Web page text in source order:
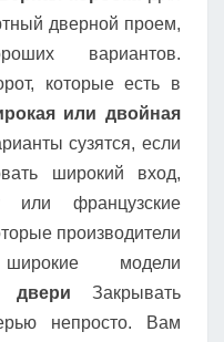
дверной проем,
вариантов.
которые есть в
или двойная
сузятся, если
широкий вход,
французские
производители
модели
двери Закрывать
непросто. Вам